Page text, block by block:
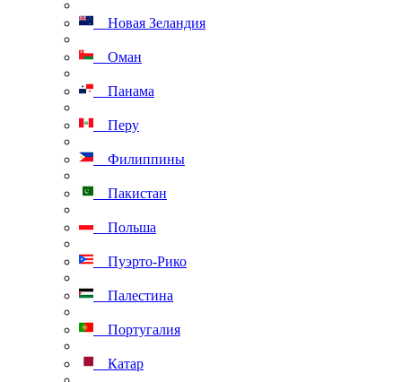
Новая Зеландия
Оман
Панама
Перу
Филиппины
Пакистан
Польша
Пуэрто-Рико
Палестина
Португалия
Катар